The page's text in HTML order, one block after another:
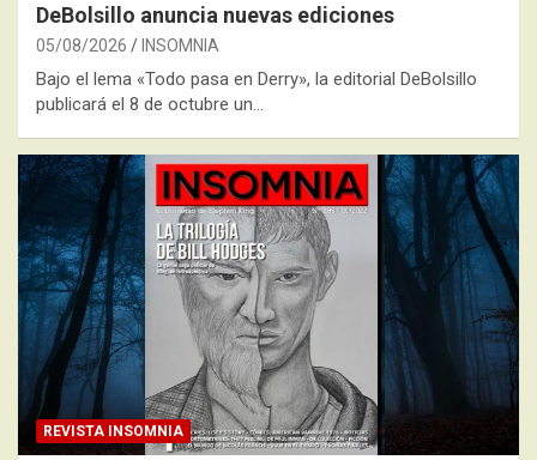
DeBolsillo anuncia nuevas ediciones
05/08/2026 INSOMNIA
Bajo el lema «Todo pasa en Derry», la editorial DeBolsillo
publicará el 8 de octubre un…
REVISTA INSOMNIA